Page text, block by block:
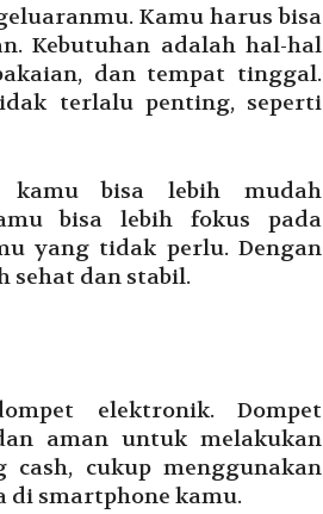
Kamu harus bisa
Kebutuhan adalah hal-hal
dan tempat tinggal.
terlalu penting, seperti
kamu bisa lebih mudah
bisa lebih fokus pada
yang tidak perlu. Dengan
sehat dan stabil.
elektronik. Dompet
aman untuk melakukan
cukup menggunakan
di smartphone kamu.